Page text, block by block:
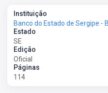
Instituição
Banco do Estado de Sergipe -
Estado
SE
Edição
Oficial
Páginas
114